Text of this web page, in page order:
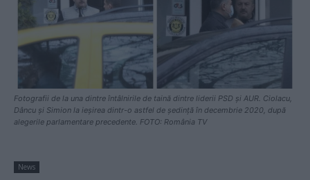
Fotografii de la una dintre întâlnirile de taină dintre liderii PSD și AUR. Ciolacu,
Dâncu și Simion la ieșirea dintr-o astfel de ședință în decembrie 2020, după
alegerile parlamentare precedente. FOTO: România TV
News